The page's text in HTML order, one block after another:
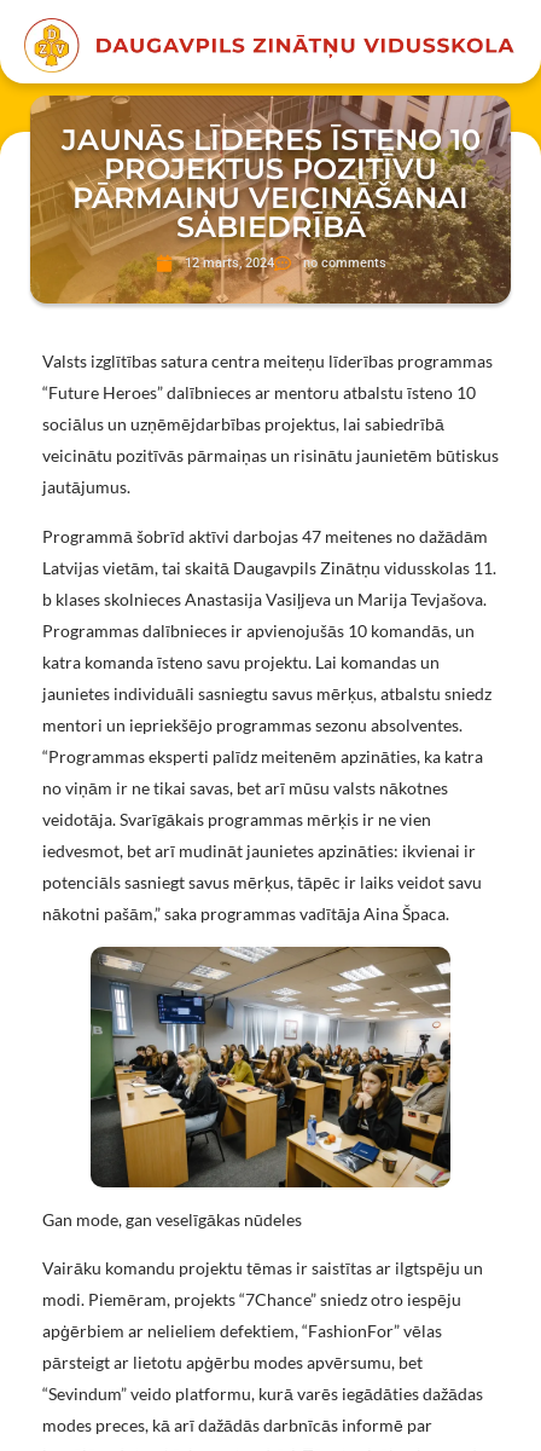
JAUNĀS LĪDERES ĪSTENO 10
PROJEKTUS POZITĪVU
PĀRMAIŅU VEICINĀŠANAI
SABIEDRĪBĀ
12 marts, 2024 no comments
Valsts izglītības satura centra meiteņu līderības programmas
“Future Heroes” dalībnieces ar mentoru atbalstu īsteno 10
sociālus un uzņēmējdarbības projektus, lai sabiedrībā
veicinātu pozitīvās pārmaiņas un risinātu jaunietēm būtiskus
jautājumus.
Programmā šobrīd aktīvi darbojas 47 meitenes no dažādām
Latvijas vietām, tai skaitā Daugavpils Zinātņu vidusskolas 11.
b klases skolnieces Anastasija Vasiļjeva un Marija Tevjašova.
Programmas dalībnieces ir apvienojušās 10 komandās, un
katra komanda īsteno savu projektu. Lai komandas un
jaunietes individuāli sasniegtu savus mērķus, atbalstu sniedz
mentori un iepriekšējo programmas sezonu absolventes.
“Programmas eksperti palīdz meitenēm apzināties, ka katra
no viņām ir ne tikai savas, bet arī mūsu valsts nākotnes
veidotāja. Svarīgākais programmas mērķis ir ne vien
iedvesmot, bet arī mudināt jaunietes apzināties: ikvienai ir
potenciāls sasniegt savus mērķus, tāpēc ir laiks veidot savu
nākotni pašām,” saka programmas vadītāja Aina Špaca.
Gan mode, gan veselīgākas nūdeles
Vairāku komandu projektu tēmas ir saistītas ar ilgtspēju un
modi. Piemēram, projekts “7Chance” sniedz otro iespēju
apģērbiem ar nelieliem defektiem, “FashionFor” vēlas
pārsteigt ar lietotu apģērbu modes apvērsumu, bet
“Sevindum” veido platformu, kurā varēs iegādāties dažādas
modes preces, kā arī dažādās darbnīcās informē par